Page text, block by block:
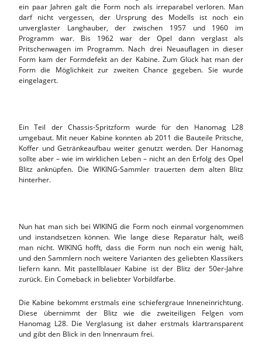
ein paar Jahren galt die Form noch als irreparabel verloren. Man
darf nicht vergessen, der Ursprung des Modells ist noch ein
unverglaster Langhauber, der zwischen 1957 und 1960 im
Programm war. Bis 1962 war der Opel dann verglast als
Pritschenwagen im Programm. Nach drei Neuauflagen in dieser
Form kam der Formdefekt an der Kabine. Zum Glück hat man der
Form die Möglichkeit zur zweiten Chance gegeben. Sie wurde
eingelagert.
Ein Teil der Chassis-Spritzform wurde für den Hanomag L28
umgebaut. Mit neuer Kabine konnten ab 2011 die Bauteile Pritsche,
Koffer und Getränkeaufbau weiter genutzt werden. Der Hanomag
sollte aber – wie im wirklichen Leben – nicht an den Erfolg des Opel
Blitz anknüpfen. Die WIKING-Sammler trauerten dem alten Blitz
hinterher.
Nun hat man sich bei WIKING die Form noch einmal vorgenommen
und instandsetzen können. Wie lange diese Reparatur hält, weiß
man nicht. WIKING hofft, dass die Form nun noch ein wenig hält,
und den Sammlern noch weitere Varianten des geliebten Klassikers
liefern kann. Mit pastellblauer Kabine ist der Blitz der 50er-Jahre
zurück. Ein Comeback in beliebter Vorbildfarbe.
Die Kabine bekommt erstmals eine schiefergraue Inneneinrichtung.
Diese übernimmt der Blitz wie die zweiteiligen Felgen vom
Hanomag L28. Die Verglasung ist daher erstmals klartransparent
und gibt den Blick in den Innenraum frei.